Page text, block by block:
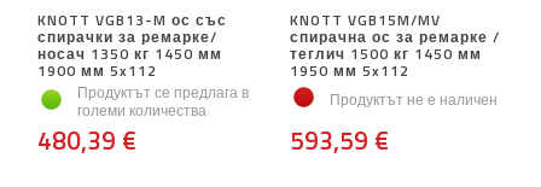
KNOTT VGB13-M ос със
спирачки за ремарке/
носач 1350 кг 1450 мм
1900 мм 5x112
Продуктът се предлага в
големи количества
480,39 €
KNOTT VGB15M/MV
спирачна ос за ремарке /
теглич 1500 кг 1450 мм
1950 мм 5x112
Продуктът не е наличен
593,59 €